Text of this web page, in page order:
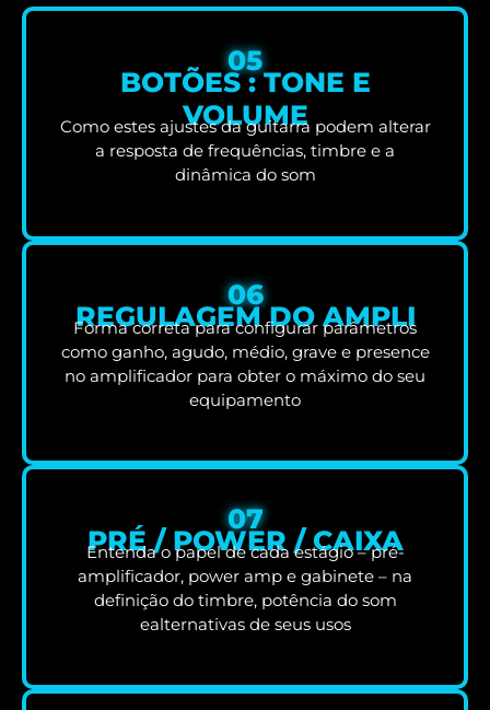
05
BOTÕES : TONE E
VOLUME
Como estes ajustes da guitarra podem alterar
a resposta de frequências, timbre e a
dinâmica do som
06
REGULAGEM DO AMPLI
Forma correta para configurar parâmetros
como ganho, agudo, médio, grave e presence
no amplificador para obter o máximo do seu
equipamento
07
PRÉ / POWER / CAIXA
Entenda o papel de cada estágio – pré-
amplificador, power amp e gabinete – na
definição do timbre, potência do som
ealternativas de seus usos